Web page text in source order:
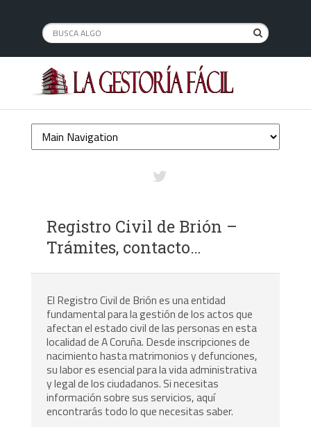
Registro Civil de Brión –
Trámites, contacto…
El Registro Civil de Brión es una entidad
fundamental para la gestión de los actos que
afectan el estado civil de las personas en esta
localidad de A Coruña. Desde inscripciones de
nacimiento hasta matrimonios y defunciones,
su labor es esencial para la vida administrativa
y legal de los ciudadanos. Si necesitas
información sobre sus servicios, aquí
encontrarás todo lo que necesitas saber.